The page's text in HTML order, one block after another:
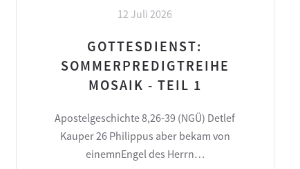
12 Juli 2026
GOTTESDIENST:
SOMMERPREDIGTREIHE
MOSAIK - TEIL 1
Apostelgeschichte 8,26-39 (NGÜ) Detlef
Kauper 26 Philippus aber bekam von
einemnEngel des Herrn…